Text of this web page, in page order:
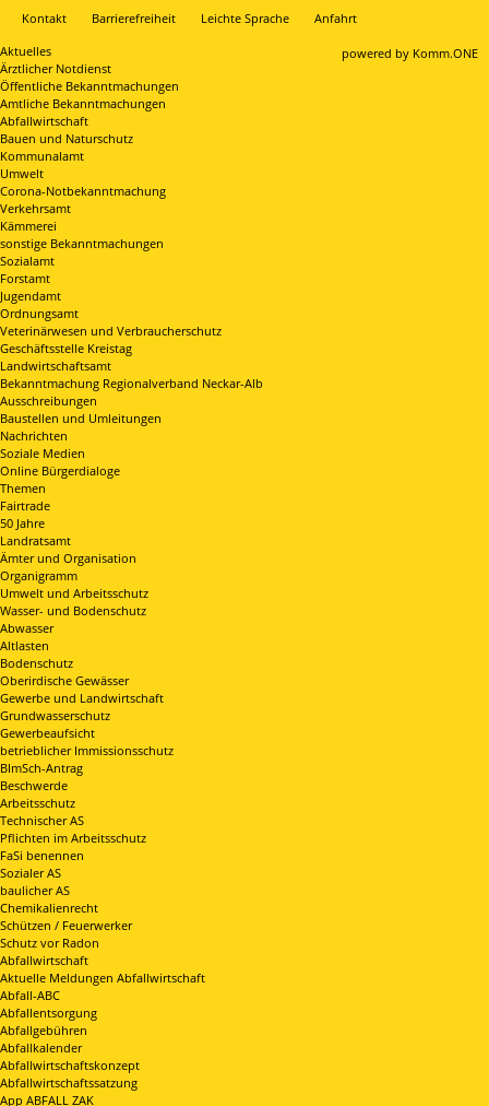
Kontakt
Barrierefreiheit Leichte Sprache Anfahrt
powered by Komm.ONE
Aktuelles
Ärztlicher Notdienst
Öffentliche Bekanntmachungen
Amtliche Bekanntmachungen
Abfallwirtschaft
Bauen und Naturschutz
Kommunalamt
Umwelt
Corona-Notbekanntmachung
Verkehrsamt
Kämmerei
sonstige Bekanntmachungen
Sozialamt
Forstamt
Jugendamt
Ordnungsamt
Veterinärwesen und Verbraucherschutz
Geschäftsstelle Kreistag
Landwirtschaftsamt
Bekanntmachung Regionalverband Neckar-Alb
Ausschreibungen
Baustellen und Umleitungen
Nachrichten
Soziale Medien
Online Bürgerdialoge
Themen
Fairtrade
50 Jahre
Landratsamt
Ämter und Organisation
Organigramm
Umwelt und Arbeitsschutz
Wasser- und Bodenschutz
Abwasser
Altlasten
Bodenschutz
Oberirdische Gewässer
Gewerbe und Landwirtschaft
Grundwasserschutz
Gewerbeaufsicht
betrieblicher Immissionsschutz
BImSch-Antrag
Beschwerde
Arbeitsschutz
Technischer AS
Pflichten im Arbeitsschutz
FaSi benennen
Sozialer AS
baulicher AS
Chemikalienrecht
Schützen / Feuerwerker
Schutz vor Radon
Abfallwirtschaft
Aktuelle Meldungen Abfallwirtschaft
Abfall-ABC
Abfallentsorgung
Abfallgebühren
Abfallkalender
Abfallwirtschaftskonzept
Abfallwirtschaftssatzung
App ABFALL ZAK